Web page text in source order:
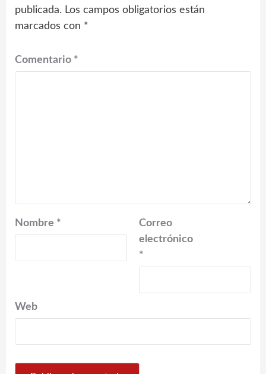
publicada. Los campos obligatorios están
marcados con *
Comentario *
Nombre *
Correo
electrónico
*
Web